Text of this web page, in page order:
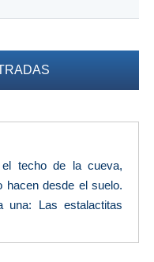
techo de la cueva,
hacen desde el suelo.
Las estalactitas